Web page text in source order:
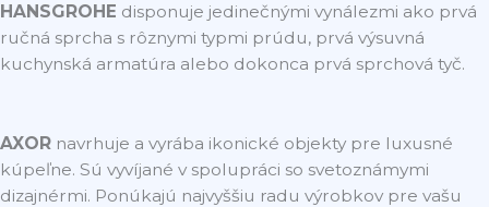
HANSGROHE disponuje jedinečnými vynálezmi ako prvá
ručná sprcha s rôznymi typmi prúdu, prvá výsuvná
kuchynská armatúra alebo dokonca prvá sprchová tyč.
AXOR navrhuje a vyrába ikonické objekty pre luxusné
kúpeľne. Sú vyvíjané v spolupráci so svetoznámymi
dizajnérmi. Ponúkajú najvyššiu radu výrobkov pre vašu